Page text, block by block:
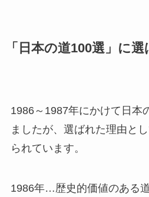
「日本の道100選」に
1986～1987年にかけて日本
ましたが、選ばれた理由と
られています。
1986年…歴史的価値のある